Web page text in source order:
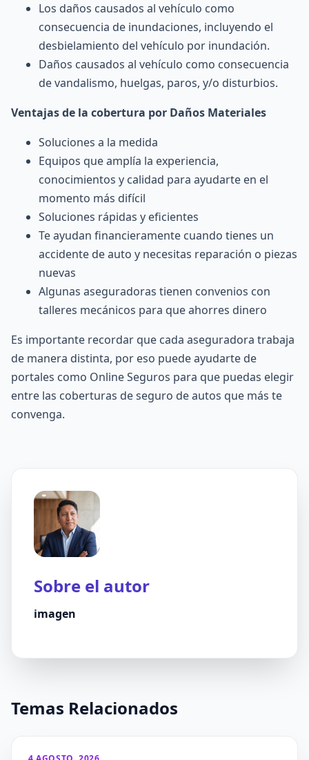
Los daños causados al vehículo como
consecuencia de inundaciones, incluyendo el
desbielamiento del vehículo por inundación.
Daños causados al vehículo como consecuencia
de vandalismo, huelgas, paros, y/o disturbios.
Ventajas de la cobertura por Daños Materiales
Soluciones a la medida
Equipos que amplía la experiencia,
conocimientos y calidad para ayudarte en el
momento más difícil
Soluciones rápidas y eficientes
Te ayudan financieramente cuando tienes un
accidente de auto y necesitas reparación o piezas
nuevas
Algunas aseguradoras tienen convenios con
talleres mecánicos para que ahorres dinero
Es importante recordar que cada aseguradora trabaja
de manera distinta, por eso puede ayudarte de
portales como Online Seguros para que puedas elegir
entre las coberturas de seguro de autos que más te
convenga.
Sobre el autor
imagen
Temas Relacionados